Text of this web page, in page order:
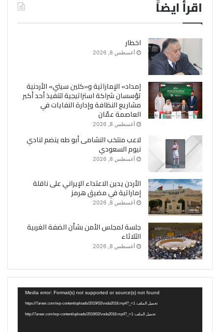
اقرأ ايضاً
اخطار
أغسطس 8, 2026
إمداد» الإماراتية و«كلين سيتي» الأردنية
تؤسسان شراكة استراتيجية لتنفيذ أحد أكبر
مشاريع النظافة وإدارة النفايات في
العاصمة عمّان
أغسطس 8, 2026
لاعب منتخب النشامى أبو طه ينضم لنادي
نيوم السعودي
أغسطس 8, 2026
الأردن يدين الاعتداء الإيراني على ناقلة
إماراتية في مضيق هرمز
أغسطس 8, 2026
جلسة لمجلس الأمن بشأن الضفة الغربية
الثلاثاء
أغسطس 8, 2026
Media error: Format(s) not supported or source(s) not found
تحميل الملف: https://7areer.com/wp-content/uploads/2019/02/voda2018.mp4?_=1
تحميل الملف: http://7areer.com/wp-content/uploads/2019/02/voda2018.mp4?_=1